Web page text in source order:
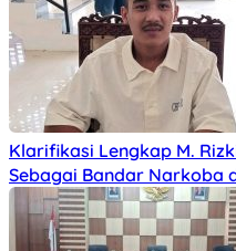
Klarifikasi Lengkap M.
Sebagai Bandar Narkoba